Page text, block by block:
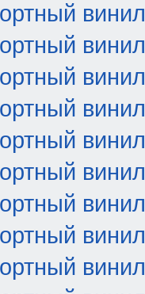
винил
винил
винил
винил
винил
винил
винил
винил
винил